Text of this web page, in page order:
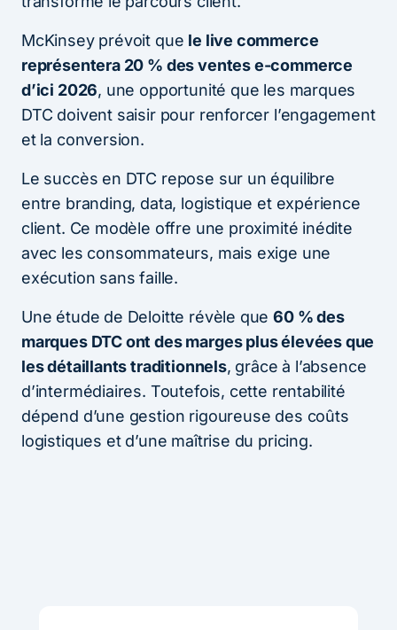
McKinsey prévoit que le live commerce
représentera 20 % des ventes e-commerce
d’ici 2026, une opportunité que les marques
DTC doivent saisir pour renforcer l’engagement
et la conversion.
Le succès en DTC repose sur un équilibre
entre branding, data, logistique et expérience
client. Ce modèle offre une proximité inédite
avec les consommateurs, mais exige une
exécution sans faille.
Une étude de Deloitte révèle que60 % des
marques DTC ont des marges plus élevées que
les détaillants traditionnels, grâce à l’absence
d’intermédiaires. Toutefois, cette rentabilité
dépend d’une gestion rigoureuse des coûts
logistiques et d’une maîtrise du pricing.